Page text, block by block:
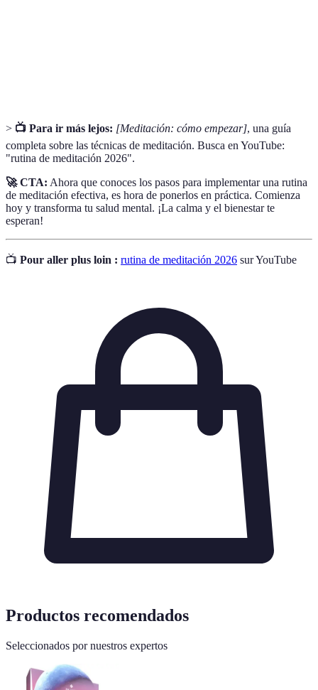
> 📺 Para ir más lejos: [Meditación: cómo empezar], una guía
completa sobre las técnicas de meditación. Busca en YouTube:
"rutina de meditación 2026".
🚀 CTA: Ahora que conoces los pasos para implementar una rutina
de meditación efectiva, es hora de ponerlos en práctica. Comienza
hoy y transforma tu salud mental. ¡La calma y el bienestar te
esperan!
📺 Pour aller plus loin : rutina de meditación 2026 sur YouTube
Productos recomendados
Seleccionados por nuestros expertos